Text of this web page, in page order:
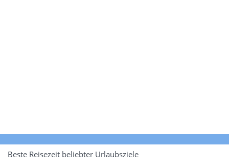
Beste Reisezeit beliebter Urlaubsziele